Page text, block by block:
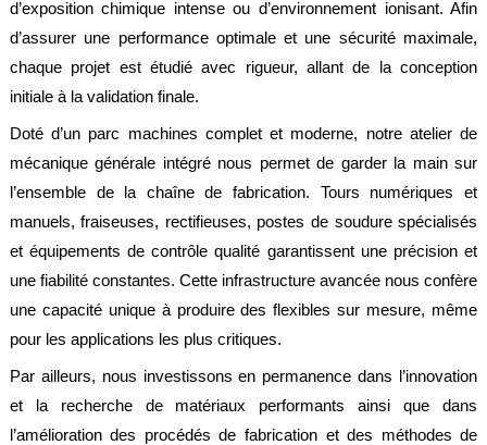
Maintenance
société
Domaines
d'activité
Nos
Conditions
de
vente
Actualités
Bibliothèque
Anfray
d’exposition chimique intense ou d’environnement ionisant. Afin
d’assurer une performance optimale et une sécurité maximale,
chaque projet est étudié avec rigueur, allant de la conception
initiale à la validation finale.
Doté d’un parc machines complet et moderne, notre atelier de
mécanique générale intégré nous permet de garder la main sur
l’ensemble de la chaîne de fabrication. Tours numériques et
manuels, fraiseuses, rectifieuses, postes de soudure spécialisés
et équipements de contrôle qualité garantissent une précision et
une fiabilité constantes. Cette infrastructure avancée nous confère
une capacité unique à produire des flexibles sur mesure, même
pour les applications les plus critiques.
Par ailleurs, nous investissons en permanence dans l’innovation
et la recherche de matériaux performants ainsi que dans
l’amélioration des procédés de fabrication et des méthodes de